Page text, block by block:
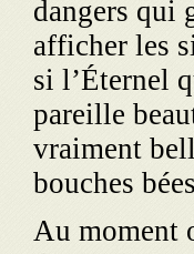
dangers qui
afficher les
si l’Éternel
pareille
vraiment
bouches
Au moment